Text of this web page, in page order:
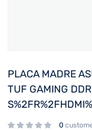
PLACA MADRE
TUF GAMING
0